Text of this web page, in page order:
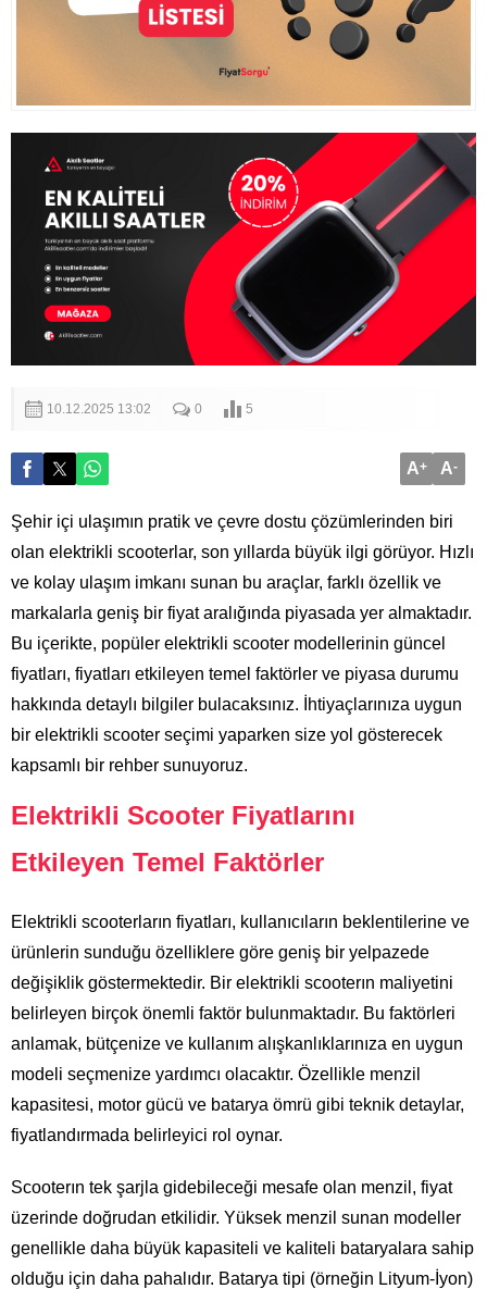
10.12.2025 13:02 0 5
A+ A-
Şehir içi ulaşımın pratik ve çevre dostu çözümlerinden biri
olan elektrikli scooterlar, son yıllarda büyük ilgi görüyor. Hızlı
ve kolay ulaşım imkanı sunan bu araçlar, farklı özellik ve
markalarla geniş bir fiyat aralığında piyasada yer almaktadır.
Bu içerikte, popüler elektrikli scooter modellerinin güncel
fiyatları, fiyatları etkileyen temel faktörler ve piyasa durumu
hakkında detaylı bilgiler bulacaksınız. İhtiyaçlarınıza uygun
bir elektrikli scooter seçimi yaparken size yol gösterecek
kapsamlı bir rehber sunuyoruz.
Elektrikli Scooter Fiyatlarını
Etkileyen Temel Faktörler
Elektrikli scooterların fiyatları, kullanıcıların beklentilerine ve
ürünlerin sunduğu özelliklere göre geniş bir yelpazede
değişiklik göstermektedir. Bir elektrikli scooterın maliyetini
belirleyen birçok önemli faktör bulunmaktadır. Bu faktörleri
anlamak, bütçenize ve kullanım alışkanlıklarınıza en uygun
modeli seçmenize yardımcı olacaktır. Özellikle menzil
kapasitesi, motor gücü ve batarya ömrü gibi teknik detaylar,
fiyatlandırmada belirleyici rol oynar.
Scooterın tek şarjla gidebileceği mesafe olan menzil, fiyat
üzerinde doğrudan etkilidir. Yüksek menzil sunan modeller
genellikle daha büyük kapasiteli ve kaliteli bataryalara sahip
olduğu için daha pahalıdır. Batarya tipi (örneğin Lityum-İyon)